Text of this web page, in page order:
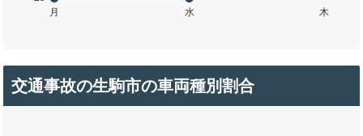
交通事故の生駒市の車両種別割合